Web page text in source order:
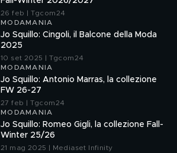
26 feb | Tgcom24
MODAMANIA
Jo Squillo: Cingoli, il Balcone della Moda
2025
10 set 2025 | Tgcom24
MODAMANIA
Jo Squillo: Antonio Marras, la collezione
FW 26-27
27 feb | Tgcom24
MODAMANIA
Jo Squillo: Romeo Gigli, la collezione Fall-
Winter 25/26
21 mag 2025 | Mediaset Infinity